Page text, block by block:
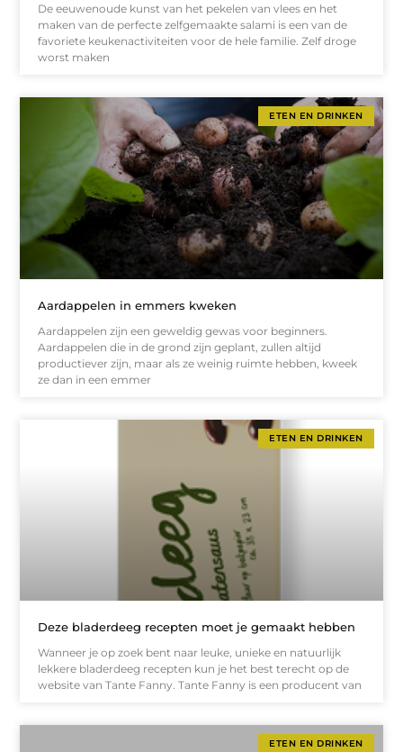
De eeuwenoude kunst van het pekelen van vlees en het
maken van de perfecte zelfgemaakte salami is een van de
favoriete keukenactiviteiten voor de hele familie. Zelf droge
worst maken
ETEN EN DRINKEN
Aardappelen in emmers kweken
Aardappelen zijn een geweldig gewas voor beginners.
Aardappelen die in de grond zijn geplant, zullen altijd
productiever zijn, maar als ze weinig ruimte hebben, kweek
ze dan in een emmer
ETEN EN DRINKEN
Deze bladerdeeg recepten moet je gemaakt hebben
Wanneer je op zoek bent naar leuke, unieke en natuurlijk
lekkere bladerdeeg recepten kun je het best terecht op de
website van Tante Fanny. Tante Fanny is een producent van
ETEN EN DRINKEN